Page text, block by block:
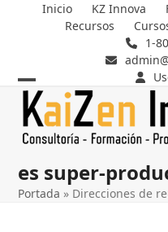
Inicio KZ Innova
Recursos
1-
Open
mobile
menu
Close
mobile
menu
es super-
Portada » Direcciones de